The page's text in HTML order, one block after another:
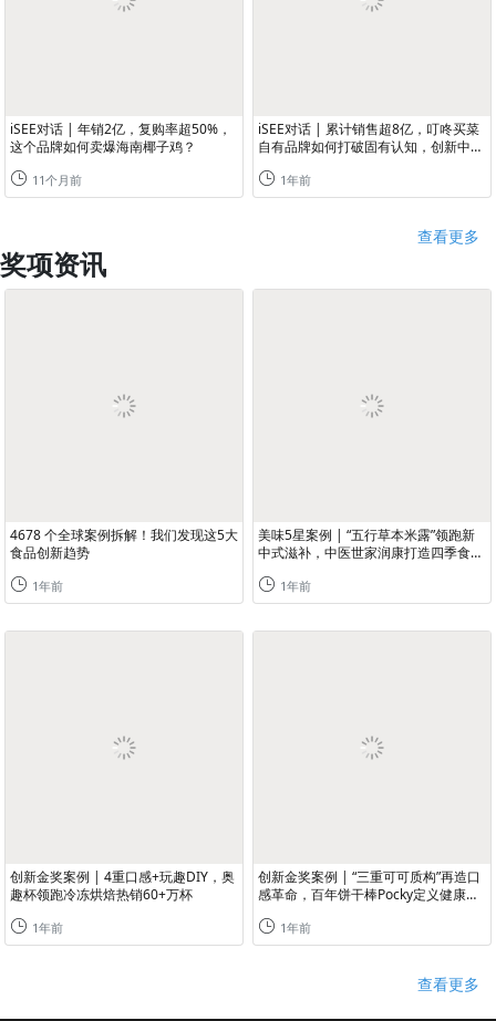
iSEE对话 | 年销2亿，复购率超50%，
这个品牌如何卖爆海南椰子鸡？
11个月前
iSEE对话 | 累计销售超8亿，叮咚买菜
自有品牌如何打破固有认知，创新中国
1年前
查看更多
奖项资讯
4678 个全球案例拆解！我们发现这5大
食品创新趋势
1年前
美味5星案例 | “五行草本米露”领跑新
中式滋补，中医世家润康打造四季食补
1年前
创新金奖案例 | 4重口感+玩趣DIY，奥
趣杯领跑冷冻烘焙热销60+万杯
1年前
创新金奖案例 | “三重可可质构”再造口
感革命，百年饼干棒Pocky定义健康零
1年前
查看更多